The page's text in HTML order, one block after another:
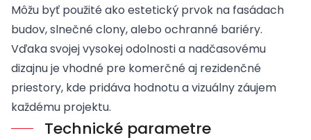
Môžu byť použité ako estetický prvok na fasádach
budov, slnečné clony, alebo ochranné bariéry.
Vďaka svojej vysokej odolnosti a nadčasovému
dizajnu je vhodné pre komerčné aj rezidenčné
priestory, kde pridáva hodnotu a vizuálny záujem
každému projektu.
Technické parametre